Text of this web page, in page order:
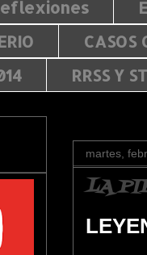
CASOS
RRSS Y
martes,
LA